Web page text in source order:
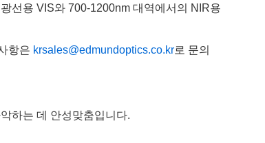
선용 VIS와 700-1200nm 대역에서의 NIR용
항은 krsales@edmundoptics.co.kr로 문의
하는 데 안성맞춤입니다.